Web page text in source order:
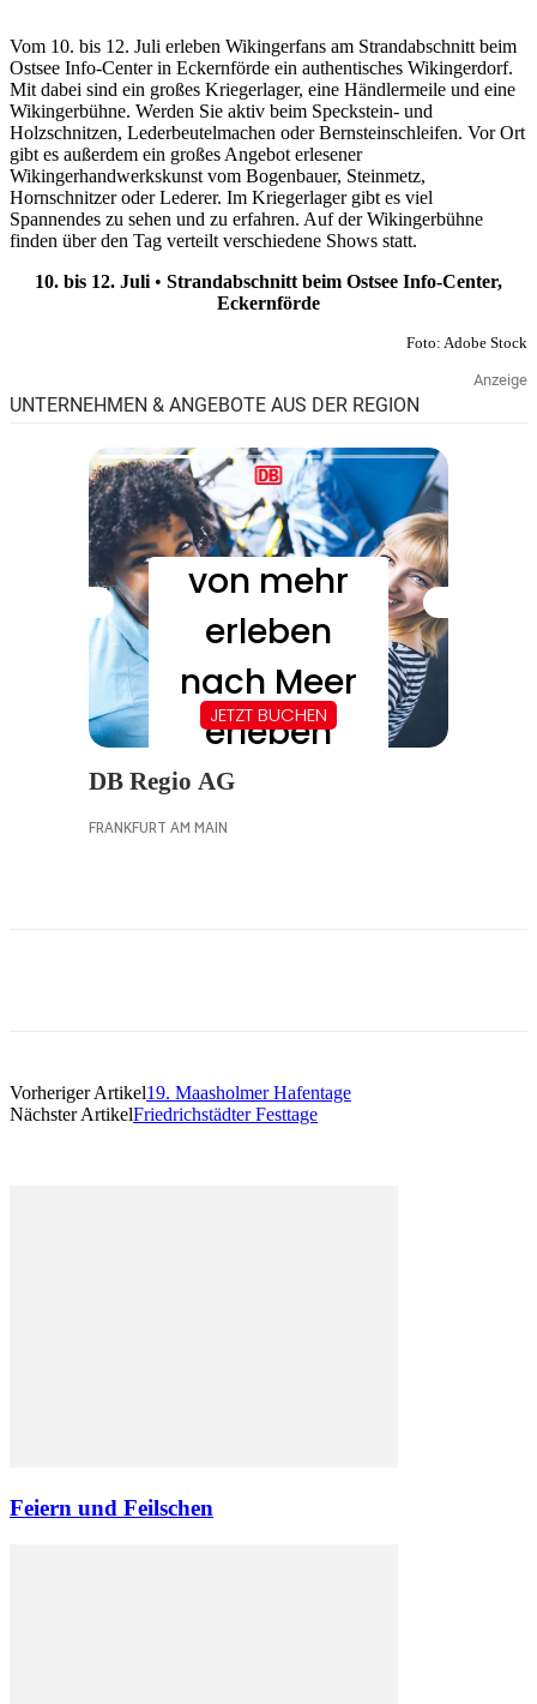
Vom 10. bis 12. Juli erleben Wikingerfans am Strandabschnitt beim
Ostsee Info-Center in Eckernförde ein authentisches Wikingerdorf.
Mit dabei sind ein großes Kriegerlager, eine Händlermeile und eine
Wikingerbühne. Werden Sie aktiv beim Speckstein- und
Holzschnitzen, Lederbeutelmachen oder Bernsteinschleifen. Vor Ort
gibt es außerdem ein großes Angebot erlesener
Wikingerhandwerkskunst vom Bogenbauer, Steinmetz,
Hornschnitzer oder Lederer. Im Kriegerlager gibt es viel
Spannendes zu sehen und zu erfahren. Auf der Wikingerbühne
finden über den Tag verteilt verschiedene Shows statt.
10. bis 12. Juli • Strandabschnitt beim Ostsee Info-Center,
Eckernförde
Foto: Adobe Stock
Vorheriger Artikel19. Maasholmer Hafentage
Nächster ArtikelFriedrichstädter Festtage
Feiern und Feilschen